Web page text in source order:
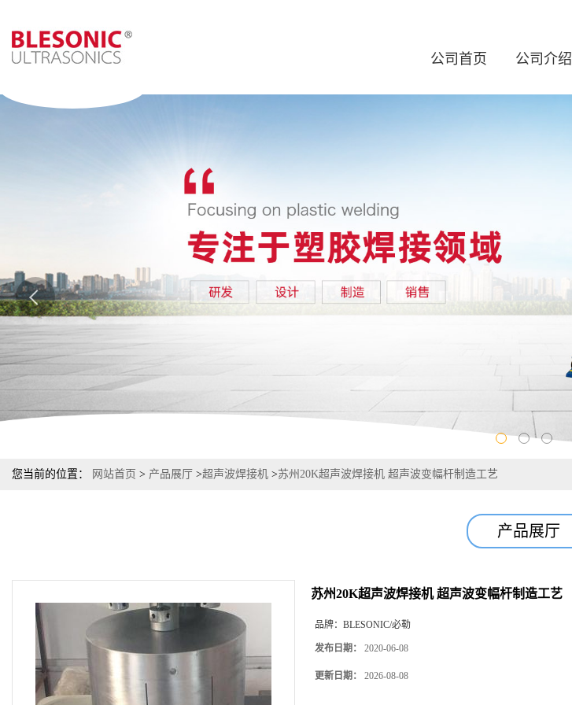
公司首页 公司介绍
您当前的位置： 网站首页 > 产品展厅 >超声波焊接机 >苏州20K超声波焊接机 超声波变幅杆制造工艺
产品展厅
苏州20K超声波焊接机 超声波变幅杆制造工艺
品牌： BLESONIC/必勒
发布日期： 2020-06-08
更新日期： 2026-08-08